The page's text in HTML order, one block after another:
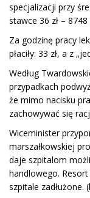
specjalizacji przy
stawce 36 zł – 8748
Za godzinę pracy
płaciły: 33 zł, a z
Według
przypadkach
że mimo nacisku
zachowywać się
Wiceminister
marszałkowskiej
daje szpitalom
handlowego. Resort
szpitale zadłużone.